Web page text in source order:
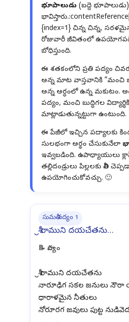
భూపాలుడు (బద్దె
{index=1} చిన్న చిన్న,
రోజువారీ జీవితంలో ఉపయోగపడే
బోధిస్తుంది.
ఈ శతకంలోని ప్రతి పద్యం
అన్న మాట వాస్తవానికి “మంచి
అన్న అర్ధంలో ఉన్న మకుటం.
పద్యం, మంచి బుద్ధిగల
మాట్లాడుతున్నట్టుగా ఉంటుంది.
ఈ పేజీలో ఇచ్చిన పద్యాలకు
సులభంగా అర్థం చేసుకునేలా
ఇవ్వబడింది. ఉపాధ్యాయులు
తల్లిదండ్రులు పిల్లలకు నీతి
ఉపయోగించుకోవచ్చు. 🙂
సుమతీ పద్యం 1
శ్రీ రాముని దయచేతను…
📝 పాద్యం
శ్రీ రాముని దయచేతను
నారూఢిగ సకల జనులు
ధారాళమైన నీతులు